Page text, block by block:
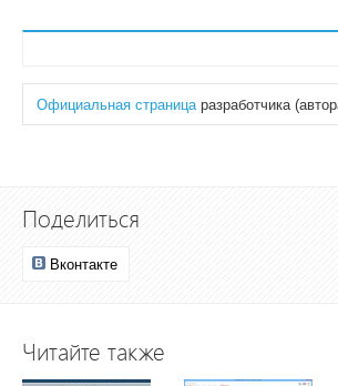
Официальная страница разработчика
Поделиться
Вконтакте
Читайте также